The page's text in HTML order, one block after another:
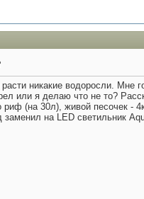
никакие водоросли. Мне
или я делаю что не то?
(на 30л), живой песочек -
заменил на LED светильник